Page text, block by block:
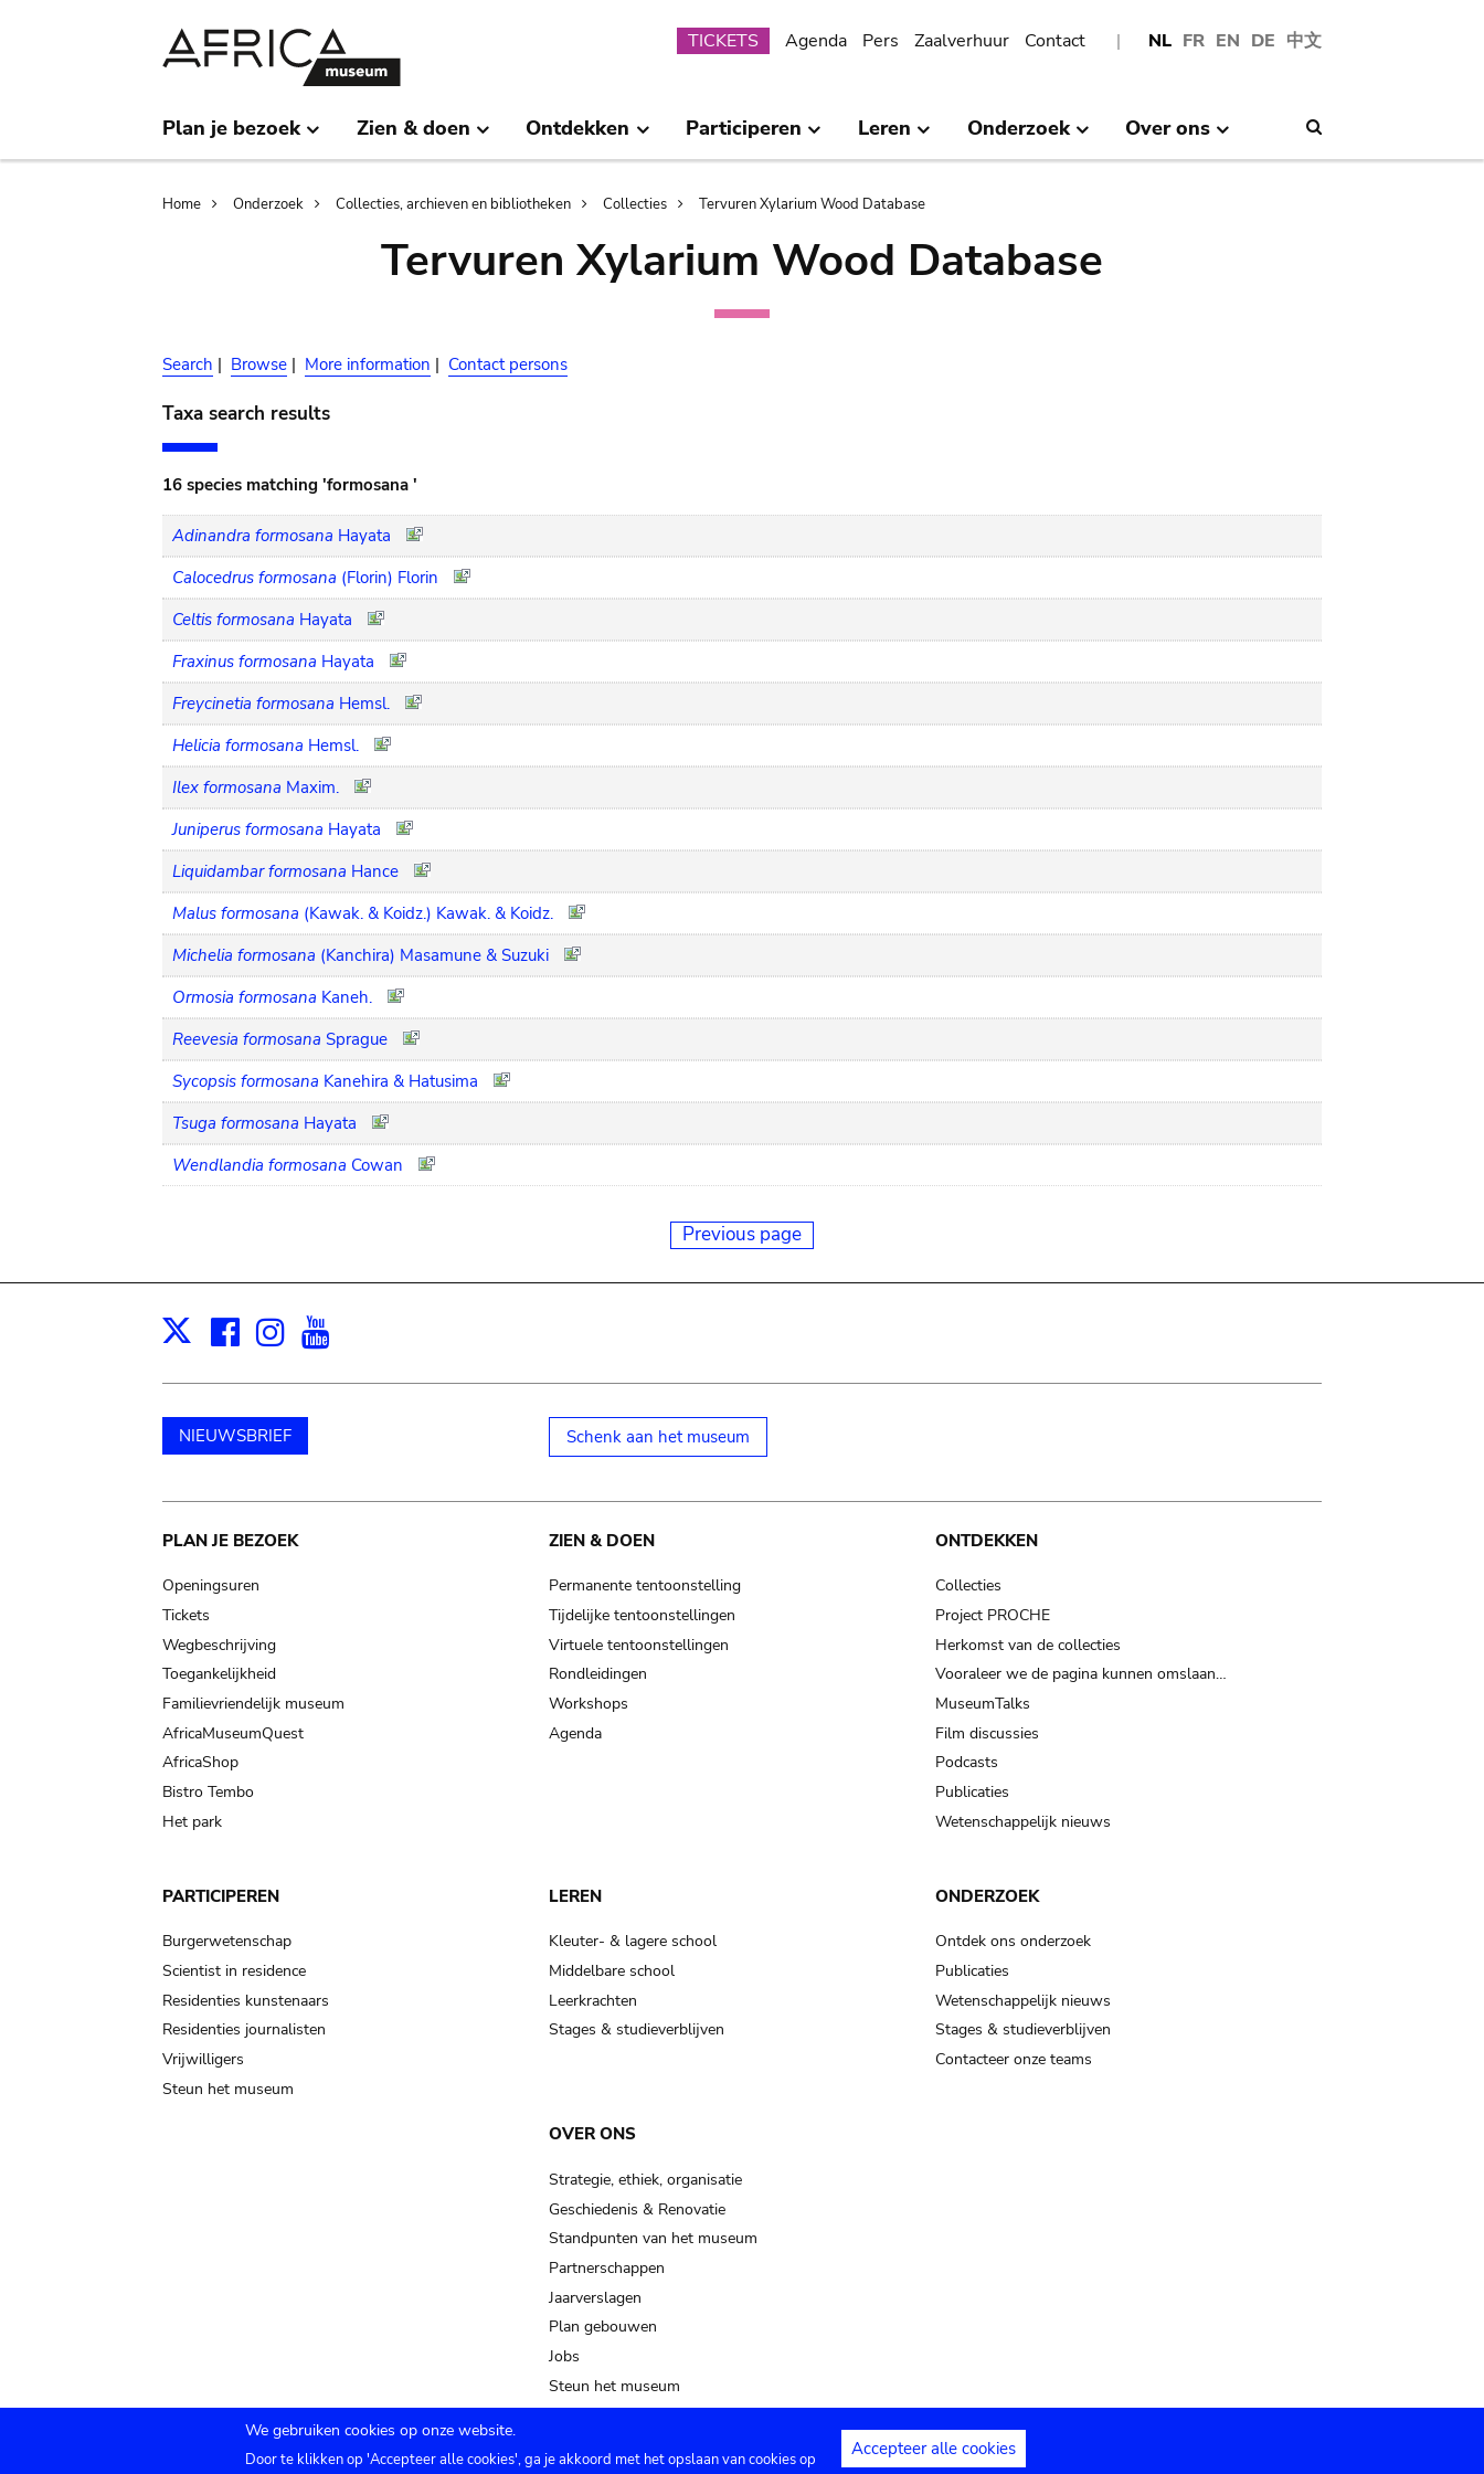
NL FR EN DE 中文
Submenu
TICKETS Agenda Pers Zaalverhuur Contact
Plan je bezoek Zien & doen Ontdekken Participeren Leren Onderzoek Over ons
Breadcrumb
Home Onderzoek Collecties, archieven en bibliotheken Collecties Tervuren Xylarium Wood Database
Tervuren Xylarium Wood Database
Search | Browse | More information | Contact persons
Taxa search results
16 species matching 'formosana '
Adinandra formosana Hayata
Calocedrus formosana (Florin) Florin
Celtis formosana Hayata
Fraxinus formosana Hayata
Freycinetia formosana Hemsl.
Helicia formosana Hemsl.
Ilex formosana Maxim.
Juniperus formosana Hayata
Liquidambar formosana Hance
Malus formosana (Kawak. & Koidz.) Kawak. & Koidz.
Michelia formosana (Kanchira) Masamune & Suzuki
Ormosia formosana Kaneh.
Reevesia formosana Sprague
Sycopsis formosana Kanehira & Hatusima
Tsuga formosana Hayata
Wendlandia formosana Cowan
Previous page
X Facebook
Instagram
NIEUWSBRIEF Schenk aan het museum
Main
navigation
PLAN JE BEZOEK
Openingsuren
Tickets
Wegbeschrijving
Toegankelijkheid
Familievriendelijk museum
AfricaMuseumQuest
AfricaShop
Bistro Tembo
Het park
ZIEN & DOEN
Permanente tentoonstelling
Tijdelijke tentoonstellingen
Virtuele tentoonstellingen
Rondleidingen
Workshops
Agenda
ONTDEKKEN
Collecties
Project PROCHE
Herkomst van de collecties
Vooraleer we de pagina kunnen omslaan…
MuseumTalks
Film discussies
Podcasts
Publicaties
Wetenschappelijk nieuws
PARTICIPEREN
Burgerwetenschap
Scientist in residence
Residenties kunstenaars
Residenties journalisten
Vrijwilligers
Steun het museum
LEREN
Kleuter- & lagere school
Middelbare school
Leerkrachten
Stages & studieverblijven
ONDERZOEK
Ontdek ons onderzoek
Publicaties
Wetenschappelijk nieuws
Stages & studieverblijven
Contacteer onze teams
OVER ONS
Strategie, ethiek, organisatie
Geschiedenis & Renovatie
Standpunten van het museum
Partnerschappen
Jaarverslagen
Plan gebouwen
Jobs
Steun het museum
We gebruiken cookies op onze website.
Door te klikken op 'Accepteer alle cookies', ga je akkoord met het opslaan van cookies op
Accepteer alle cookies